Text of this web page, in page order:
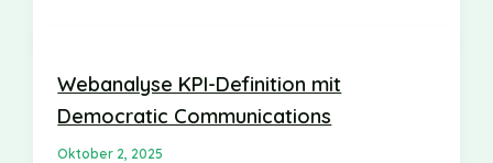
Webanalyse KPI-Definition mit
Democratic Communications
Oktober 2, 2025